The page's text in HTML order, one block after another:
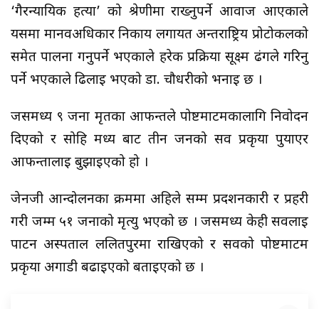
‘गैरन्यायिक हत्या’ को श्रेणीमा राख्नुपर्ने आवाज आएकाले
यसमा मानवअधिकार निकाय लगायत अन्तर्राष्ट्रिय प्रोटोकलको
समेत पालना गर्नुपर्ने भएकाले हरेक प्रक्रिया सूक्ष्म ढंगले गरिनु
पर्ने भएकाले ढिलाई भएको डा. चौधरीको भनाई छ ।
जसमध्य ९ जना मृतका आफन्तले पोष्टमाटमकालागि निवोदन
दिएको र सोहि मध्य बाट तीन जनको सव प्रकृया पुर्याएर
आफन्तालाई बुझाईएको हो ।
जेनजी आन्दोलनका क्रममा अहिले सम्म प्रदर्शनकारी र प्रहरी
गरी जम्म ५१ जनाको मृत्यु भएको छ । जसमध्य केही सवलाई
पाटन अस्पताल ललितपुरमा राखिएको र सवको पोष्टमाटम
प्रकृया अगाडी बढाईएको बताईएको छ ।